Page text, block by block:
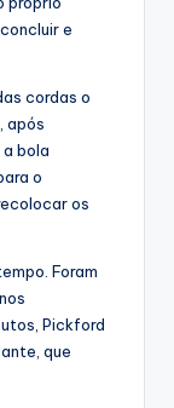
e
cordas o
após
bola
o
os
Foram
Pickford
que